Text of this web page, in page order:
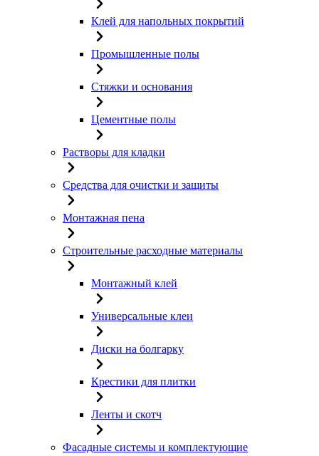
Клей для напольных покрытий
Промышленные полы
Стяжки и основания
Цементные полы
Растворы для кладки
Средства для очистки и защиты
Монтажная пена
Строительные расходные материалы
Монтажный клей
Универсальные клеи
Диски на болгарку
Крестики для плитки
Ленты и скотч
Фасадные системы и комплектующие